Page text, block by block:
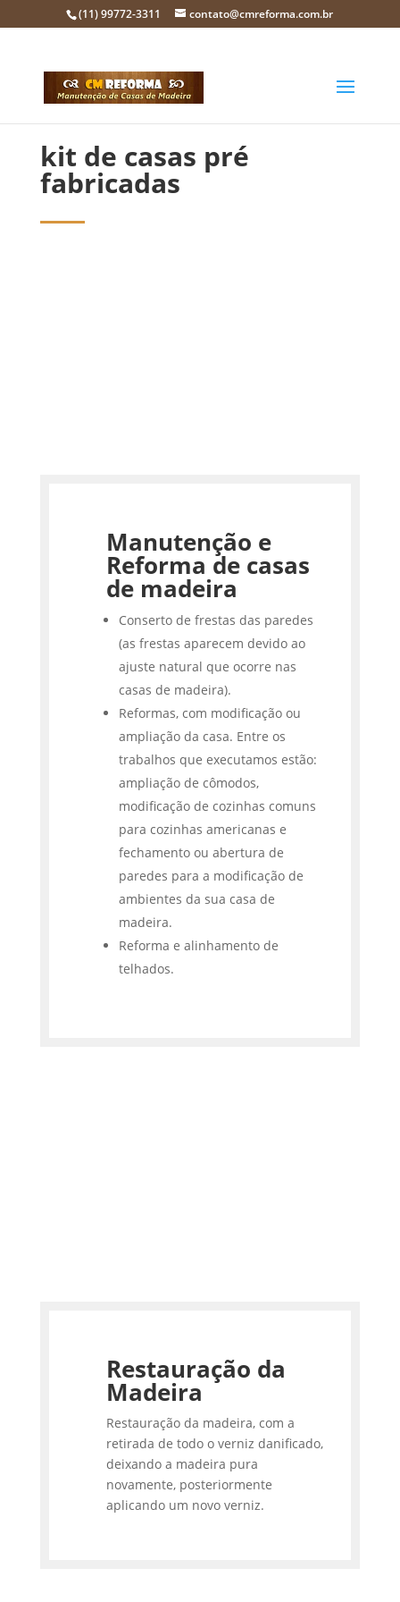
(11) 99772-3311 contato@cmreforma.com.br
kit de casas pré
fabricadas
Manutenção e
Reforma de casas
de madeira
Conserto de frestas das paredes
(as frestas aparecem devido ao
ajuste natural que ocorre nas
casas de madeira).
Reformas, com modificação ou
ampliação da casa. Entre os
trabalhos que executamos estão:
ampliação de cômodos,
modificação de cozinhas comuns
para cozinhas americanas e
fechamento ou abertura de
paredes para a modificação de
ambientes da sua casa de
madeira.
Reforma e alinhamento de
telhados.
Restauração da
Madeira
Restauração da madeira, com a
retirada de todo o verniz danificado,
deixando a madeira pura
novamente, posteriormente
aplicando um novo verniz.